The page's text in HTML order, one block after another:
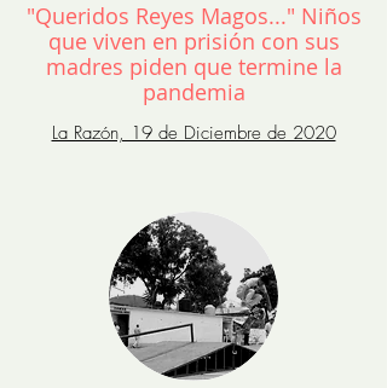
"Queridos Reyes Magos..." Niños
que viven en prisión con sus
madres piden que termine la
pandemia
La Razón, 19 de Diciembre de 2020